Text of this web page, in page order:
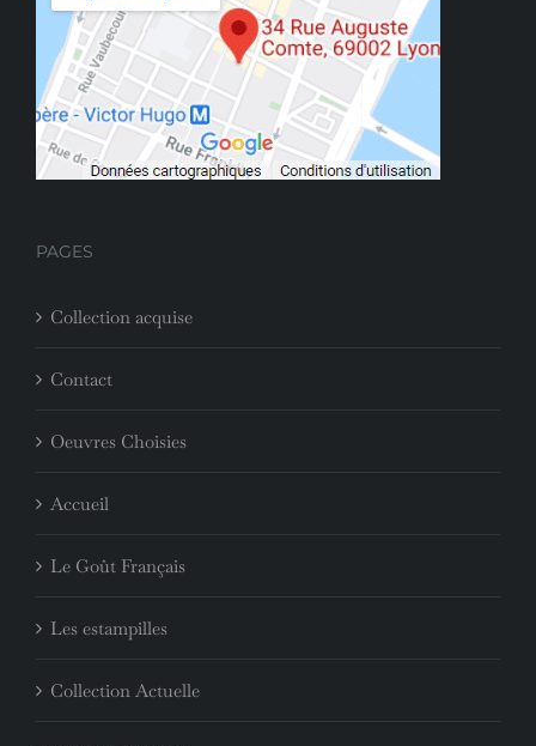
NOUS TROUVER
PAGES
Collection acquise
Contact
Oeuvres Choisies
Accueil
Le Goût Français